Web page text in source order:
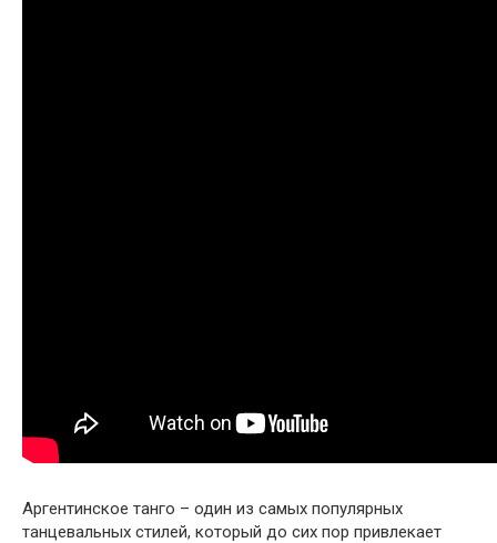
Аргентинское танго – один из самых популярных
танцевальных стилей, который до сих пор привлекает